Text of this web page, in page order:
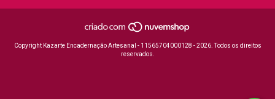
Copyright Kazarte Encadernação Artesanal - 11565704000128 - 2026. Todos os direitos
reservados.